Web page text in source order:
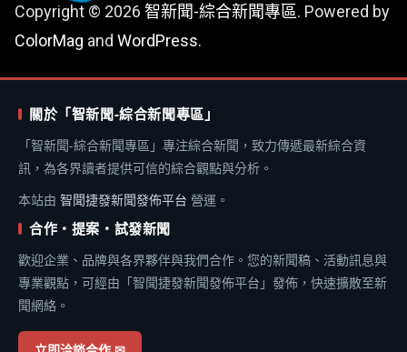
Copyright © 2026 智新聞-綜合新聞專區. Powered by
ColorMag and WordPress.
關於「智新聞-綜合新聞專區」
「智新聞-綜合新聞專區」專注綜合新聞，致力傳遞最新綜合資
訊，為各界讀者提供可信的綜合觀點與分析。
本站由 智聞捷發新聞發佈平台 營運。
合作・提案・試發新聞
歡迎企業、品牌與各界夥伴與我們合作。您的新聞稿、活動訊息與
專業觀點，可經由「智聞捷發新聞發佈平台」發佈，快速擴散至新
聞網絡。